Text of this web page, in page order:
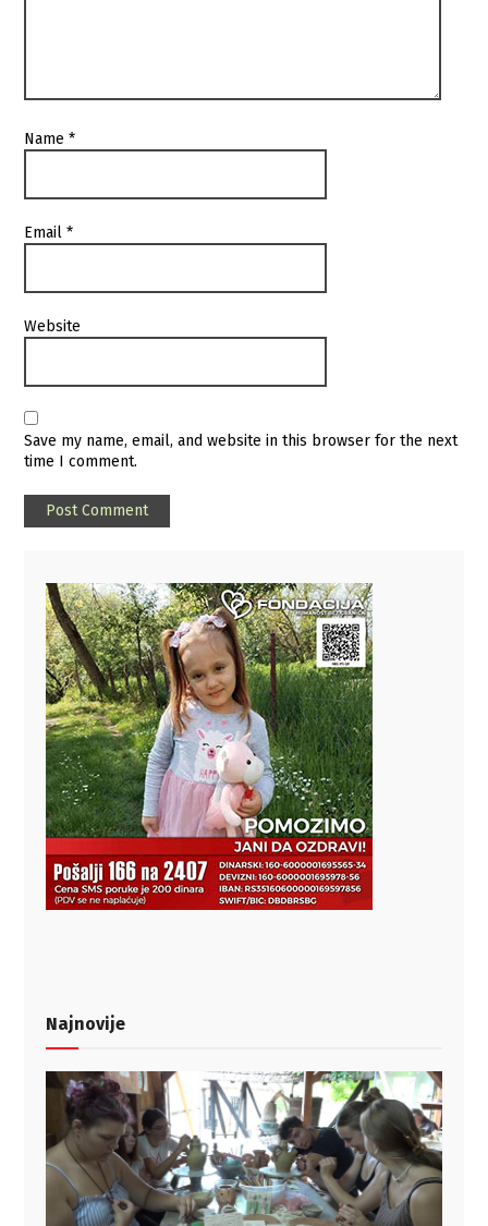
Name*
Email*
Website
Save my name, email, and website in this browser for the next
time I comment.
Najnovije